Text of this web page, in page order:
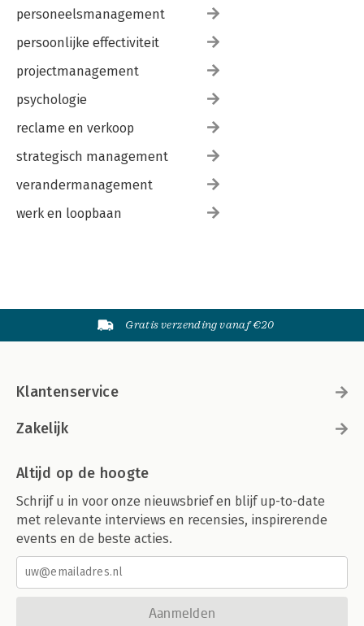
personeelsmanagement
persoonlijke effectiviteit
projectmanagement
psychologie
reclame en verkoop
strategisch management
verandermanagement
werk en loopbaan
Gratis verzending vanaf €20
Klantenservice
Zakelijk
Altijd op de hoogte
Schrijf u in voor onze nieuwsbrief en blijf up-to-date
met relevante interviews en recensies, inspirerende
events en de beste acties.
Aanmelden